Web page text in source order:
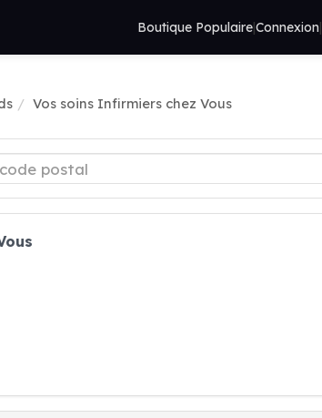
Boutique Populaire|Connexion|
Vos soins Infirmiers chez Vous